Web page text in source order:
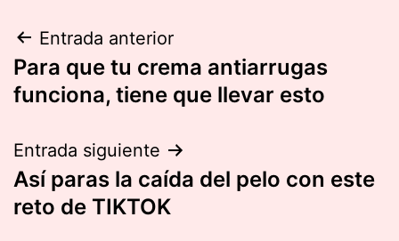
Navegación
de
Entrada anterior
Para que tu crema antiarrugas
funciona, tiene que llevar esto
Entrada siguiente
Así paras la caída del pelo con este
reto de TIKTOK